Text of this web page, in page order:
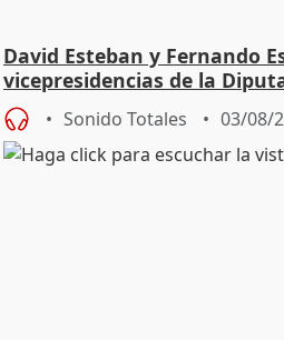
David Esteban y Fernando
vicepresidencias de la
Sonido Totales 03/08/